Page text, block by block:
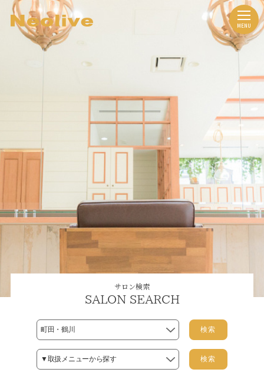
サロン検索
SALON SEARCH
検索
検索